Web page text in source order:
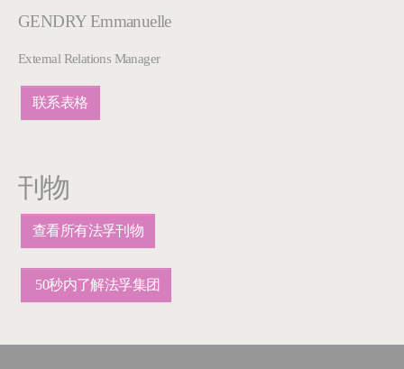
GENDRY Emmanuelle
External Relations Manager
联系表格
刊物
查看所有法孚刊物
50秒内了解法孚集团